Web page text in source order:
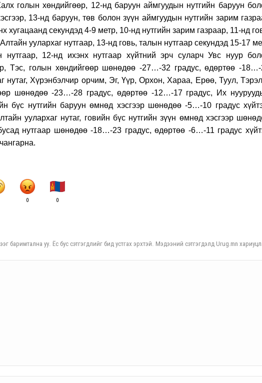
голын хөндийгөөр, 12-нд баруун аймгуудын нутгийн баруун
13-нд баруун, төв болон зүүн аймгуудын нутгийн зарим
секундэд 4-9 метр, 10-нд нутгийн зарим газраар, 11-нд
уулархаг нутгаар, 13-нд говь, талын нутгаар секундэд 15-17
12-нд ихэнх нутгаар хүйтний эрч суларч Увс нуур
Тэс, голын хөндийгөөр шөнөдөө -27…-32 градус, өдөртөө -18…-
нутаг, Хүрэнбэлчир орчим, Эг, Үүр, Орхон, Хараа, Ерөө, Туул,
шөнөдөө -23…-28 градус, өдөртөө -12…-17 градус, Их
бүс нутгийн баруун өмнөд хэсгээр шөнөдөө -5…-10 градус
уулархаг нутаг, говийн бүс нутгийн зүүн өмнөд хэсгээр
нутгаар шөнөдөө -18…-23 градус, өдөртөө -6…-11 градус
0 0
баримтална уу. Ёс бус сэтгэгдлийг бид устгах эрхтэй. Мэдээний сэтгэгдэлд Urug.mn